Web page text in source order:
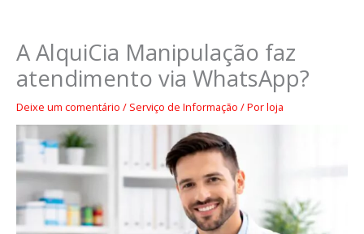
A AlquiCia Manipulação faz
atendimento via WhatsApp?
Deixe um comentário / Serviço de Informação / Porloja